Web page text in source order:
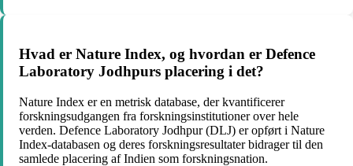
Hvad er Nature Index, og hvordan er Defence
Laboratory Jodhpurs placering i det?
Nature Index er en metrisk database, der kvantificerer
forskningsudgangen fra forskningsinstitutioner over hele
verden. Defence Laboratory Jodhpur (DLJ) er opført i Nature
Index-databasen og deres forskningsresultater bidrager til den
samlede placering af Indien som forskningsnation.